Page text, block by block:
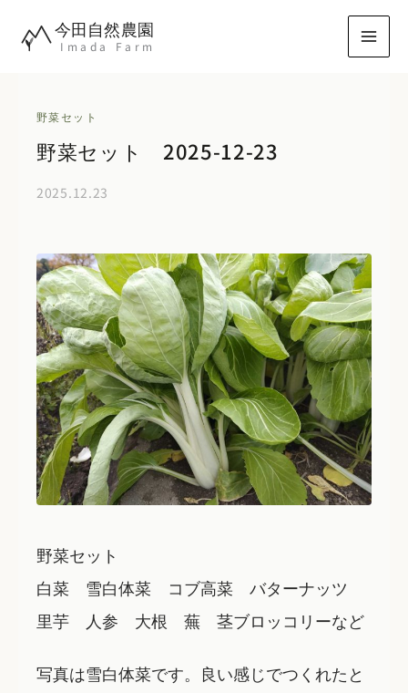
今田自然農園
Imada Farm
野菜セット
野菜セット 2025-12-23
2025.12.23
野菜セット
白菜 雪白体菜 コブ高菜 バターナッツ
里芋 人参 大根 蕪 茎ブロッコリーなど
写真は雪白体菜です。良い感じでつくれたと